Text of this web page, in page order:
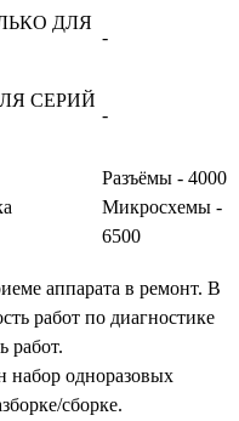
ДЛЯ
-
СЕРИЙ
-
Разъёмы - 4000
Микросхемы -
6500
аппарата в ремонт. В
работ по диагностике
работ.
набор одноразовых
сборке.